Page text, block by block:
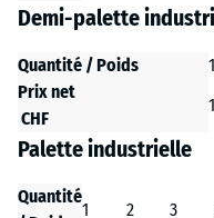
Demi-palette
Quantité / Poids
Prix net
CHF
Palette industrielle
Quantité
1 2 3